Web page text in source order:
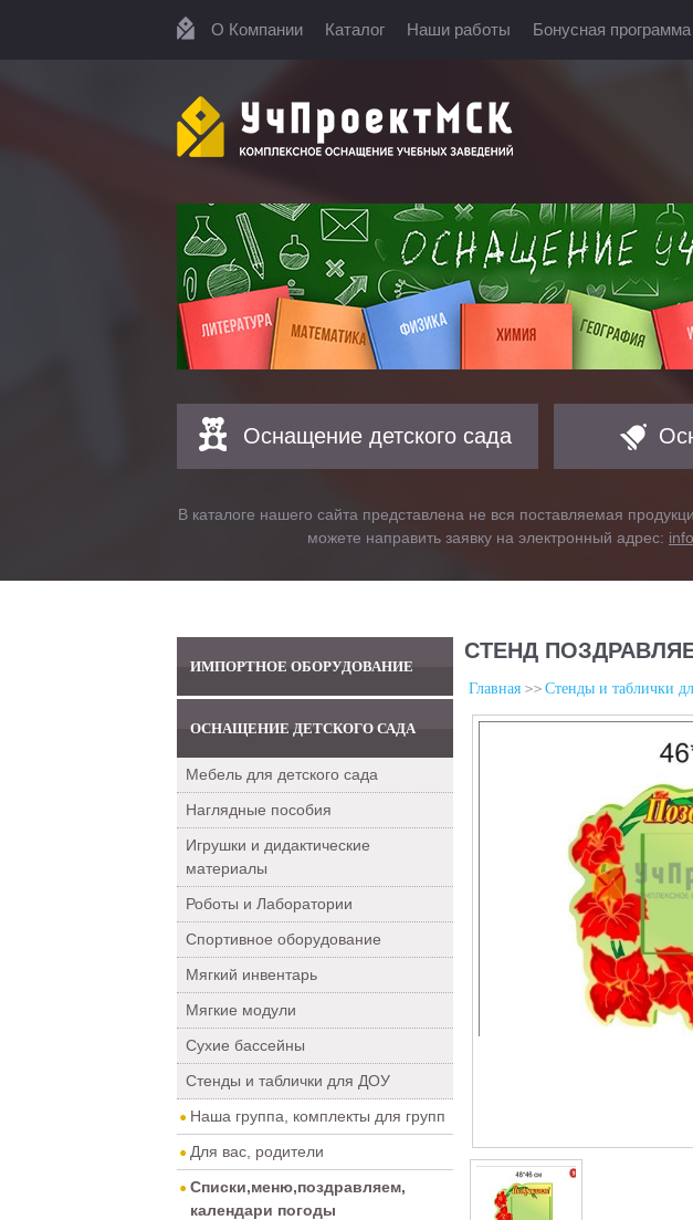
О Компании Каталог Наши работы Бонусная программа
Оснащение детского сада
В каталоге нашего сайта представлена не вся поставляемая
можете направить заявку на электронный адрес:
ИМПОРТНОЕ ОБОРУДОВАНИЕ
ОСНАЩЕНИЕ ДЕТСКОГО САДА
Мебель для детского сада
Наглядные пособия
Игрушки и дидактические
материалы
Роботы и Лаборатории
Спортивное оборудование
Мягкий инвентарь
Мягкие модули
Сухие бассейны
Стенды и таблички для ДОУ
Наша группа, комплекты для групп
Для вас, родители
Списки,меню,поздравляем,
календари погоды
СТЕНД
Главная Стенды и таблички